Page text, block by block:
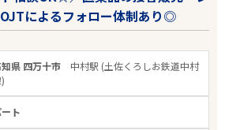
によるフォロー体制あり◎
知県 四万十市 中村駅 (土佐くろしお鉄道中村
ト